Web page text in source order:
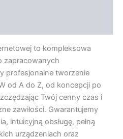
to kompleksowa
zapracowanych
profesjonalne tworzenie
od A do Z, od koncepcji po
Twój cenny czas i
zawiłości. Gwarantujemy
intuicyjną obsługę, pełną
urządzeniach oraz